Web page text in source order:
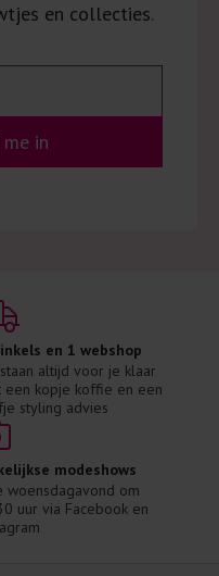
en collecties.
in
en 1 webshop
altijd voor je klaar
een kopje koffie en een
styling advies
modeshows
woensdagavond om
uur via Facebook en